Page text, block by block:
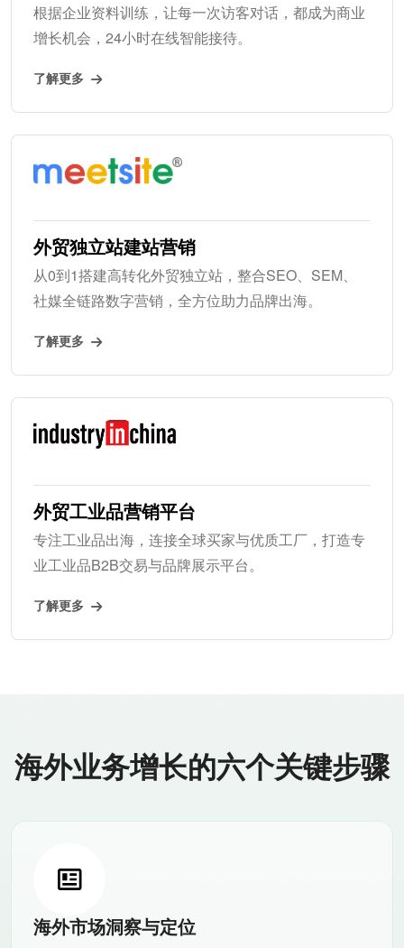
根据企业资料训练，让每一次访客对话，都成为商业
增长机会，24小时在线智能接待。
了解更多
外贸独立站建站营销
从0到1搭建高转化外贸独立站，整合SEO、SEM、
社媒全链路数字营销，全方位助力品牌出海。
了解更多
外贸工业品营销平台
专注工业品出海，连接全球买家与优质工厂，打造专
业工业品B2B交易与品牌展示平台。
了解更多
海外业务增长的六个关键步骤
海外市场洞察与定位